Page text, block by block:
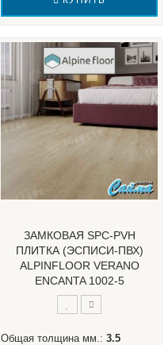
ЗАМКОВАЯ SPC-PVH
ПЛИТКА (ЭСПИСИ-ПВХ)
ALPINFLOOR VERANO
ENCANTA 1002-5
Общая толщина мм.: 3.5